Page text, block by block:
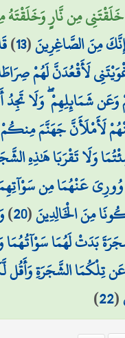
مِن نَّارٍ وَخَلَقْتَهُ
مِنَ الصَّاغِرِينَ(
13
)
لَأَقْعُدَنَّ لَهُمْ
وَعَن شَمَائِلِهِمْ ۖ وَلَا
لَأَمْلَأَنَّ جَهَنَّمَ
وَلَا تَقْرَبَا هَٰذِهِ
عَنْهُمَا مِن
مِنَ الْخَالِدِينَ(
20
)
بَدَتْ لَهُمَا
تِلْكُمَا الشَّجَرَةِ
(
22
)